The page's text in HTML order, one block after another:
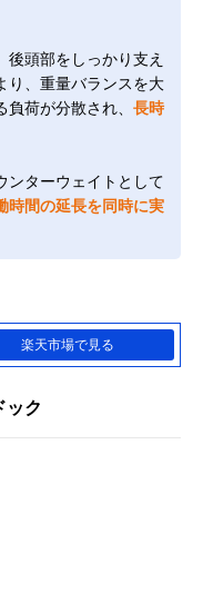
頭部をしっかり支え
り、重量バランスを大
荷が分散され、 長時
ンターウェイトとして
時間の延長を同時に実
楽天市場で見る
ック